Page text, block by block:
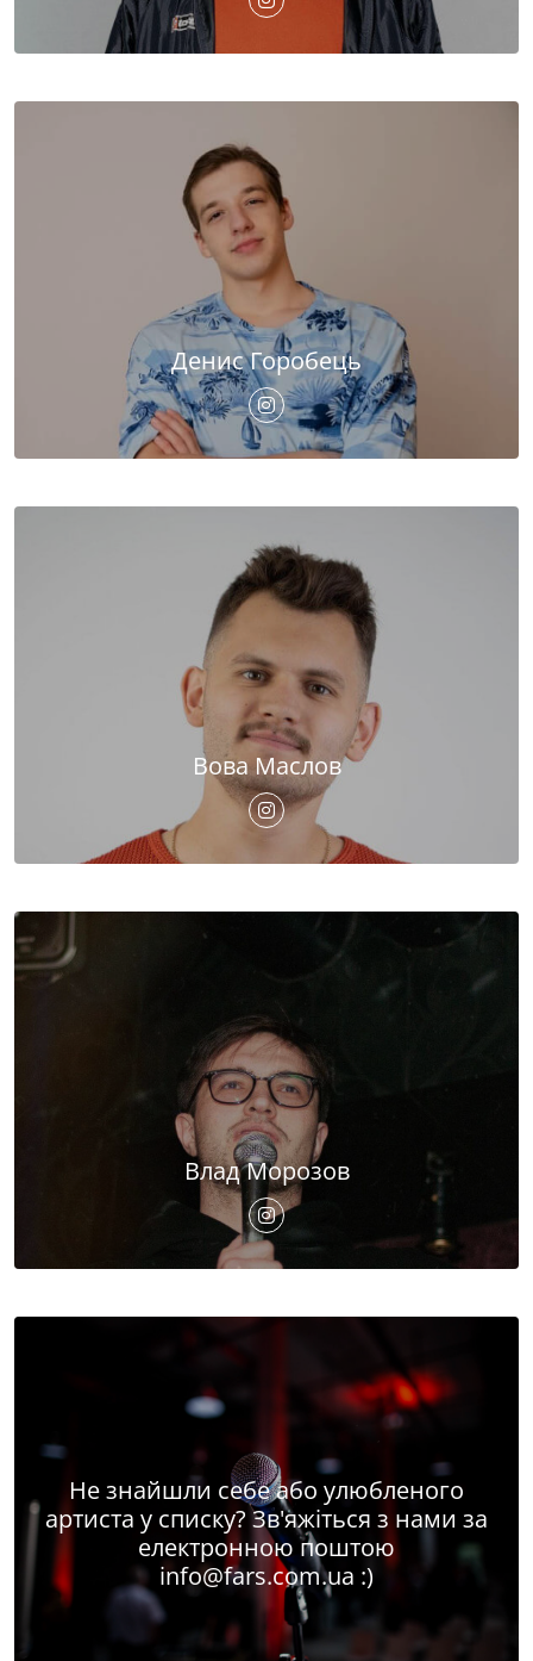
Денис Горобець
Вова Маслов
Влад Морозов
Не знайшли себе або улюбленого
артиста у списку? Зв'яжіться з нами за
електронною поштою
info@fars.com.ua :)